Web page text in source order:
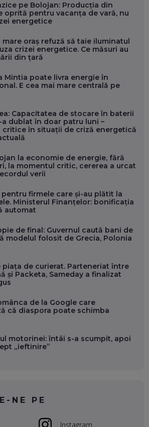
TEHNOLOGIA CA SĂ FII MAI BUN LA JOB. ȘI CUM
MUNCA, ÎN URMĂTORII ANI
COFONDATOR AL KULTH: CUM
TEHNOLOGIA CA SĂ ÎȚI DESCHIZI DRUMUL
ONLINE. ȘI CARE SUNT PRIMII PAȘI ÎNTR-O
„HACKER CU PERMIS”
CONTENTSPEED: VREI SUCCES ONLINE?
ȘI GEO!
HOLISUN: SOFTWARE DE LA CLUJ PENTRU
OCHELARI INTELIGENȚI ȘI FERME
DAR CE FACEM CÂND PICĂ BAZA DE DATE, LA
STATULUI?
(AROBS): CUM CONSTRUIEȘTI O COMPANIE
FĂRĂ SĂ PIERZI LEGĂTURA CU COMUNITATEA
- ȘI CE SĂ DAI ÎNAPOI
FOMO: SPEAKERUL PE SCENĂ, INVITATUL
TECHSOUP: O TREIME DINTRE
FEȚELE ACOPERITE. CUM ÎNVĂȚĂM SĂ DISCUTĂM
pe Bolojan: Producția din
oprită pentru vacanța de vară, nu
energetice
mare oraș refuză să taie iluminatul
crizei energetice. Ce măsuri au
din țară
Mintia poate livra energie în
E cea mai mare centrală pe
Capacitatea de stocare în baterii
a dublat în doar patru luni –
critice în situații de criză energetică
la economie de energie, fără
la momentul critic, cererea a urcat
verii
pentru firmele care și-au plătit la
Ministerul Finanțelor: bonificația
automat
de final: Guvernul caută bani de
modelul folosit de Grecia, Polonia
piața de curierat. Parteneriat între
și Packeta, Sameday a finalizat
de la Google care
că diaspora poate schimba
motorinei: întâi s-a scumpit, apoi
„ieftinire”
NE PE
Instagram